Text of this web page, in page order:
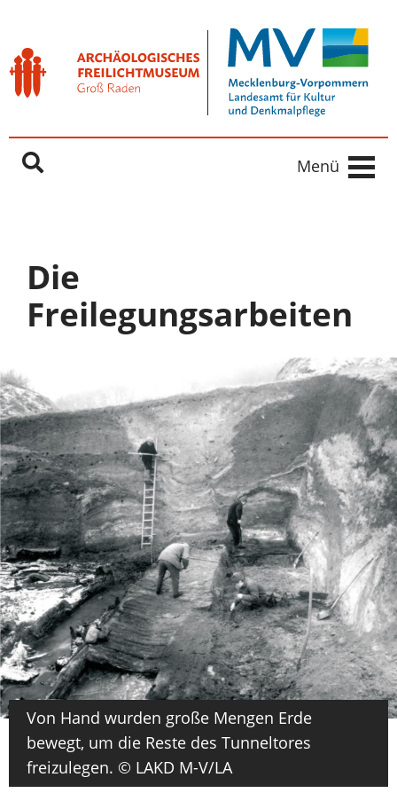
Springe direkt zu:
Inhaltsbereich
Hauptnavigation
Menü
Die
Freilegungsarbeiten
Von Hand wurden große Mengen Erde
bewegt, um die Reste des Tunneltores
freizulegen. © LAKD M-V/LA